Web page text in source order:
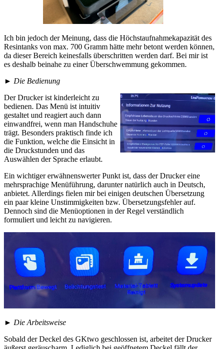
Ich bin jedoch der Meinung, dass die Höchstaufnahmekapazität des
Resintanks von max. 700 Gramm hätte mehr betont werden können,
da dieser Bereich keinesfalls überschritten werden darf. Bei mir ist
es deshalb beinahe zu einer Überschwemmung gekommen.
► Die Bedienung
Der Drucker ist kinderleicht zu
bedienen. Das Menü ist intuitiv
gestaltet und reagiert auch dann
einwandfrei, wenn man Handschuhe
trägt. Besonders praktisch finde ich
die Funktion, welche die Einsicht in
die Druckstunden und das
Auswählen der Sprache erlaubt.
Ein wichtiger erwähnenswerter Punkt ist, dass der Drucker eine
mehrsprachige Menüführung, darunter natürlich auch in Deutsch,
anbietet. Allerdings fielen mir bei einigen deutschen Übersetzung
ein paar kleine Unstimmigkeiten bzw. Übersetzungsfehler auf.
Dennoch sind die Menüoptionen in der Regel verständlich
formuliert und leicht zu navigieren.
► Die Arbeitsweise
Sobald der Deckel des GKtwo geschlossen ist, arbeitet der Drucker